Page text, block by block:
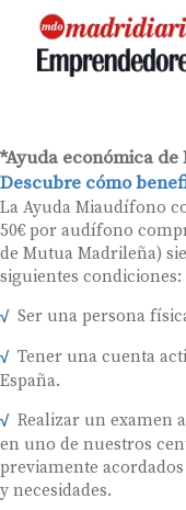
*Ayuda económica
Descubre cómo
La Ayuda Miaudífono
50€ por audífono
de Mutua Madrileña)
siguientes condiciones:
Ser una persona
Tener una cuenta
España.
Realizar un examen
en uno de nuestros
previamente
y necesidades.